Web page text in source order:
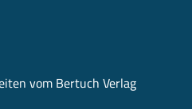
vom Bertuch Verlag